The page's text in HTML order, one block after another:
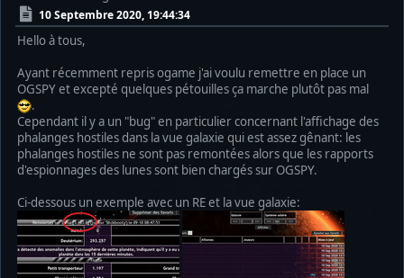
10 Septembre 2020, 19:44:34
Hello à tous,
Ayant récemment repris ogame j'ai voulu remettre en place un
OGSPY et excepté quelques pétouilles ça marche plutôt pas mal
.
Cependant il y a un "bug" en particulier concernant l'affichage des
phalanges hostiles dans la vue galaxie qui est assez gênant: les
phalanges hostiles ne sont pas remontées alors que les rapports
d'espionnages des lunes sont bien chargés sur OGSPY.
Ci-dessous un exemple avec un RE et la vue galaxie: